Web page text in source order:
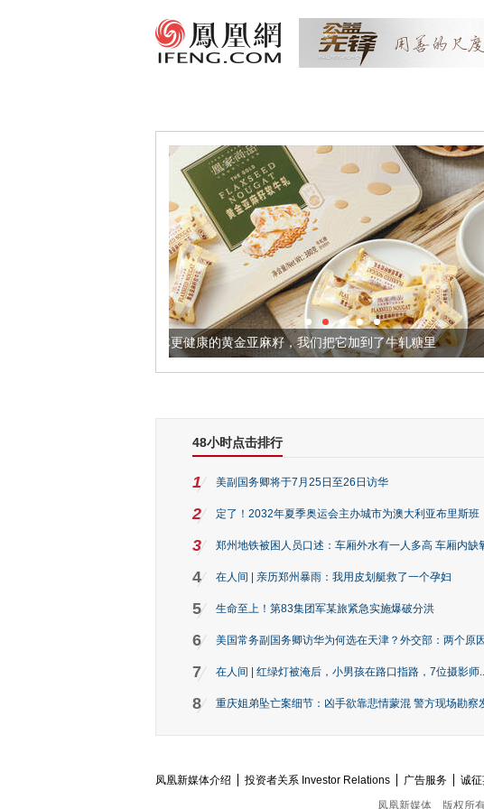
让身体更健康的黄金亚麻籽，我们把它加到了牛轧糖里 被列入佛
48小时点击排行
1 美副国务卿将于7月25日至26日访华
2 定了！2032年夏季奥运会主办城市为澳大利亚布里斯班
3 郑州地铁被困人员口述：车厢外水有一人多高 车厢内缺
4 在人间 | 亲历郑州暴雨：我用皮划艇救了一个孕妇
5 生命至上！第83集团军某旅紧急实施爆破分洪
6 美国常务副国务卿访华为何选在天津？外交部：两个原因
7 在人间 | 红绿灯被淹后，小男孩在路口指路，7位摄影师
8 重庆姐弟坠亡案细节：凶手欲靠悲情蒙混 警方现场勘察
凤凰新媒体介绍 投资者关系 Investor Relations 广告服务 诚
凤凰新媒体
版权所